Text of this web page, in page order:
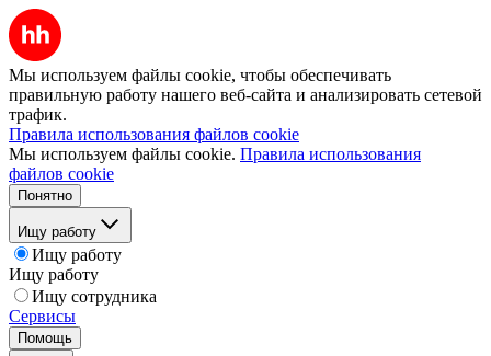
Мы используем файлы cookie, чтобы обеспечивать
правильную работу нашего веб-сайта и анализировать сетевой
трафик.
Правила использования файлов cookie
Мы используем файлы cookie. Правила использования
файлов cookie
Понятно
Ищу работу
Ищу работу
Ищу работу
Ищу сотрудника
Сервисы
Помощь